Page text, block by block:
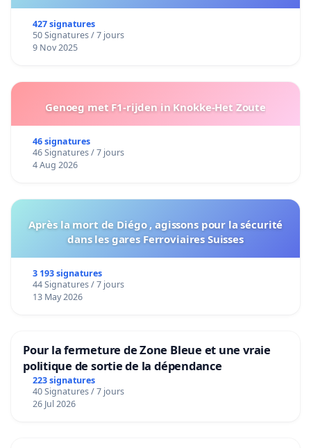
427 signatures
50 Signatures / 7 jours
9 Nov 2025
Genoeg met F1-rijden in Knokke-Het Zoute
46 signatures
46 Signatures / 7 jours
4 Aug 2026
Après la mort de Diégo , agissons pour la sécurité
dans les gares Ferroviaires Suisses
3 193 signatures
44 Signatures / 7 jours
13 May 2026
Pour la fermeture de Zone Bleue et une vraie
politique de sortie de la dépendance
223 signatures
40 Signatures / 7 jours
26 Jul 2026